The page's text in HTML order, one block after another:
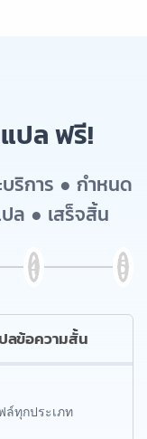
ปล ฟรี!
ริการ ● กำหนด
ปล ● เสร็จสิ้น
ลข้อความสั้น
ล์ทุกประเภท